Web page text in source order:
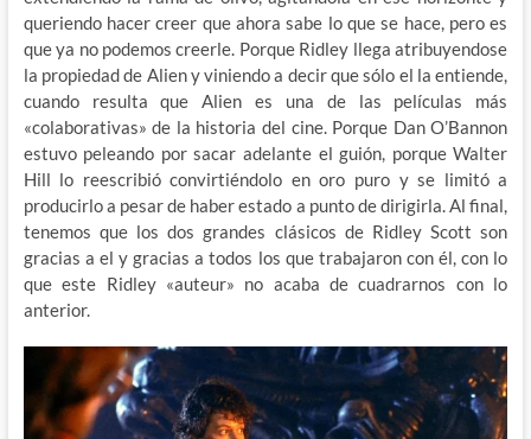
queriendo hacer creer que ahora sabe lo que se hace, pero es
que ya no podemos creerle. Porque Ridley llega atribuyendose
la propiedad de Alien y viniendo a decir que sólo el la entiende,
cuando resulta que Alien es una de las películas más
«colaborativas» de la historia del cine. Porque Dan O’Bannon
estuvo peleando por sacar adelante el guión, porque Walter
Hill lo reescribió convirtiéndolo en oro puro y se limitó a
producirlo a pesar de haber estado a punto de dirigirla. Al final,
tenemos que los dos grandes clásicos de Ridley Scott son
gracias a el y gracias a todos los que trabajaron con él, con lo
que este Ridley «auteur» no acaba de cuadrarnos con lo
anterior.